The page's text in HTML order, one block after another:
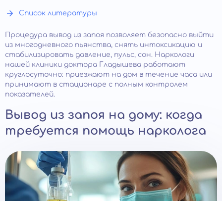
Список литературы
Процедура вывод из запоя позволяет безопасно выйти
из многодневного пьянства, снять интоксикацию и
стабилизировать давление, пульс, сон. Наркологи
нашей клиники доктора Гладышева работают
круглосуточно: приезжают на дом в течение часа или
принимают в стационаре с полным контролем
показателей.
Вывод из запоя на дому: когда
требуется помощь нарколога